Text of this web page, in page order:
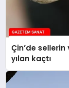
Çin’de
yılan kaçtı